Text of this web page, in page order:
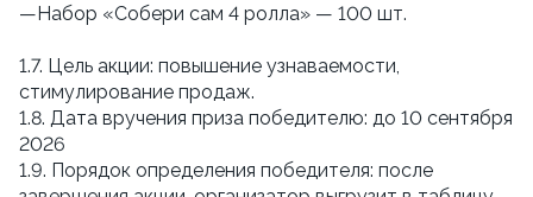
—Набор «Собери сам 4 ролла» — 100 шт.
1.7. Цель акции: повышение узнаваемости,
стимулирование продаж.
1.8. Дата вручения приза победителю: до 10 сентября
2026
1.9. Порядок определения победителя: после